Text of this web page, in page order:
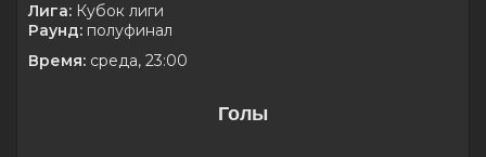
Лига: Кубок лиги
Раунд: полуфинал
Время: среда, 23:00
Голы